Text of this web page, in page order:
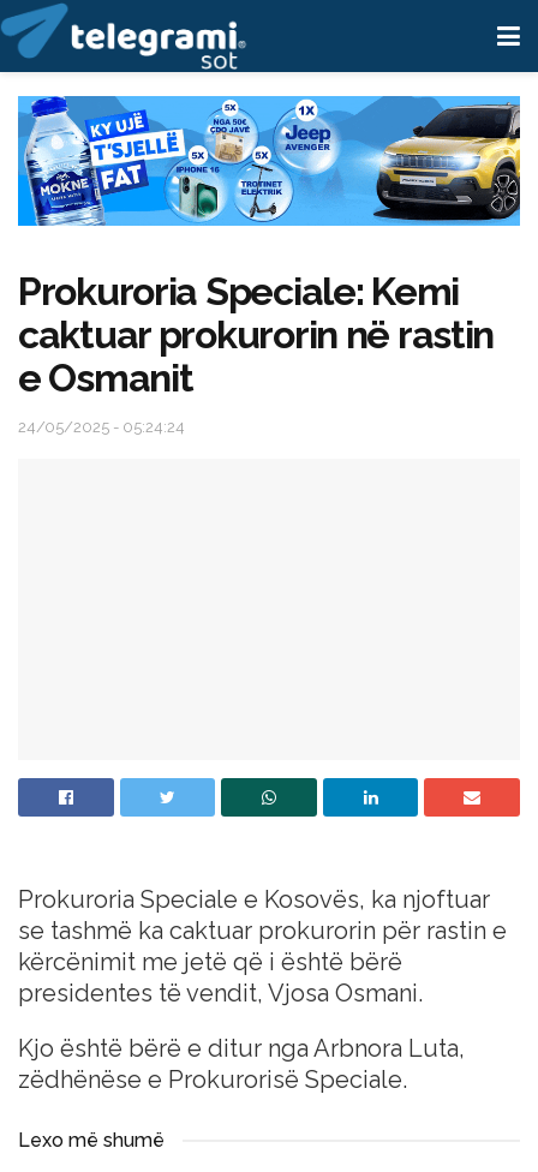
Prokuroria Speciale: Kemi
caktuar prokurorin në rastin
e Osmanit
24/05/2025 - 05:24:24
Prokuroria Speciale e Kosovës, ka njoftuar
se tashmë ka caktuar prokurorin për rastin e
kërcënimit me jetë që i është bërë
presidentes të vendit, Vjosa Osmani.
Kjo është bërë e ditur nga Arbnora Luta,
zëdhënëse e Prokurorisë Speciale.
Lexo më shumë